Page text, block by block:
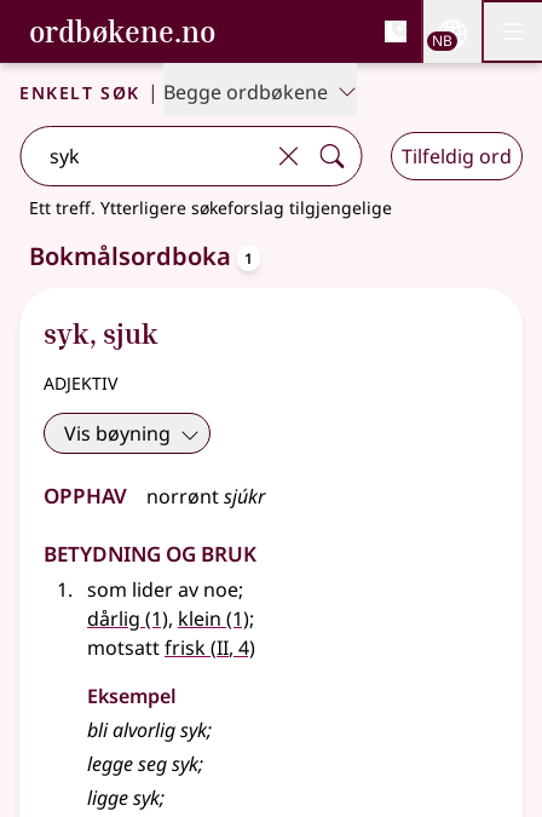
Gå til hovedinnhold
Tilgjengelighet
ordbøkene.no, Bokmålsordboka og
Bokmålsordboka og Nynorskordboka
NB
Enkelt søk | Begge ordbøkene
Tilfeldig ord
Ett treff. Ytterligere søkeforslag tilgjengelige
Bokmålsordboka 1
syk, sjuk
adjektiv
Vis bøyning
Opphav norrøntsjúkr
Betydning og bruk
som lider av noe;
dårlig (1), klein (1);
motsattfrisk(2
II, 4)
Eksempel
bli alvorligsyk;
legge seg syk;
ligge syk;